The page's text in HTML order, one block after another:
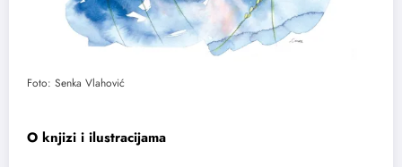
Foto: Senka Vlahović
O knjizi i ilustracijama